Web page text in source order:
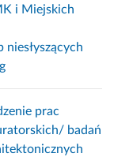
i Miejskich
niesłyszących
prac
badań